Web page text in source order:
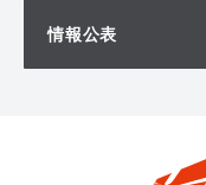
情報公表